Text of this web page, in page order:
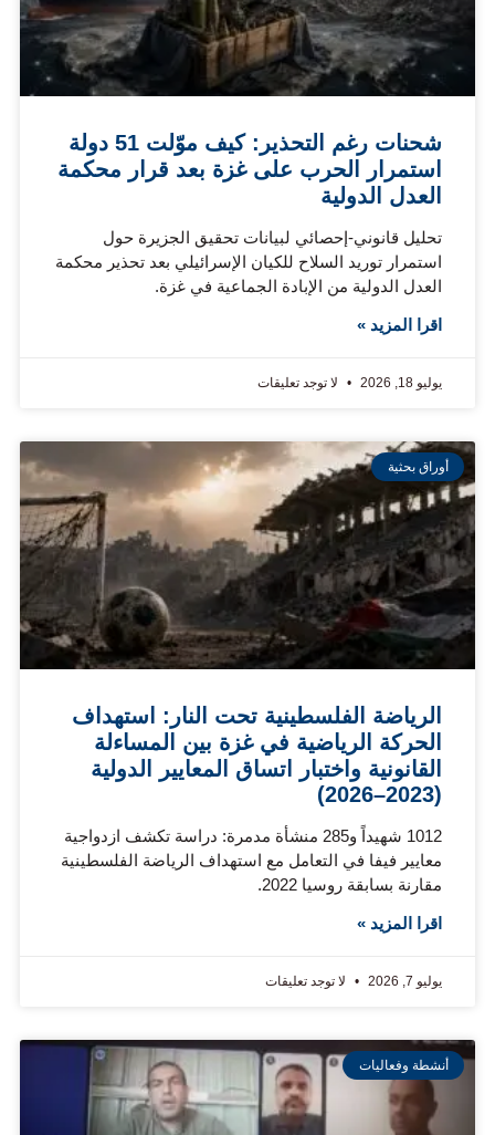
شحنات رغم التحذير: كيف موّلت 51 دولة
استمرار الحرب على غزة بعد قرار محكمة
العدل الدولية
تحليل قانوني-إحصائي لبيانات تحقيق الجزيرة حول
استمرار توريد السلاح للكيان الإسرائيلي بعد تحذير محكمة
العدل الدولية من الإبادة الجماعية في غزة.
اقرا المزيد »
يوليو 18, 2026 لا توجد تعليقات
أوراق بحثية
الرياضة الفلسطينية تحت النار: استهداف
الحركة الرياضية في غزة بين المساءلة
القانونية واختبار اتساق المعايير الدولية
(2023–2026)
1012 شهيداً و285 منشأة مدمرة: دراسة تكشف ازدواجية
معايير فيفا في التعامل مع استهداف الرياضة الفلسطينية
مقارنة بسابقة روسيا 2022.
اقرا المزيد »
يوليو 7, 2026 لا توجد تعليقات
أنشطة وفعاليات